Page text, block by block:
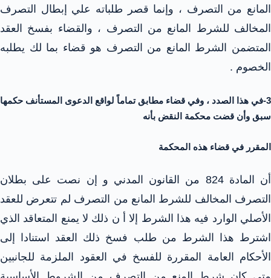
المانع من التصرف ، وإنما قصر طلباته علي إبطال التصرف
المخالف للشرط المانع من التصرف ، والقضاء بفسخ العقد
المتضمن الشرط المانع من التصرف هو قضاء بما لك يطلبه
الخصوم .
3-في هذا الصدد ، وفي قضاء مطابق تماماً لواقع الدعوى المستأنف حكمها
سبق وأن قضت محكمة النقض بأنه
المقرر في قضاء هذه المحكمة
أن المادة 824 من القانون المدني و إن نصت على بطلان
التصرف المخالف للشرط المانع من التصرف لم تتعرض للعقد
الأصلي الوارد فيه هذا الشرط إلا أ ن ذلك لا يمنع المتعاقد الذي
اشترط هذا الشرط من طلب فسخ ذلك العقد استنادا إلى
الأحكام العامة المقررة للفسخ في العقود الملزمة للجانبين